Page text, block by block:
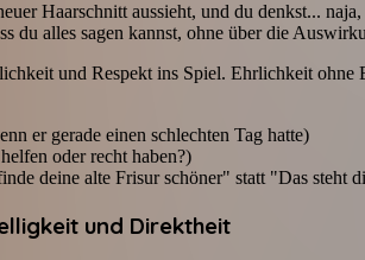
Haarschnitt aussieht, und du denkst...
du alles sagen kannst, ohne über die
und Respekt ins Spiel. Ehrlichkeit
er gerade einen schlechten Tag hatte)
oder recht haben?)
deine alte Frisur schöner" statt "Das steht
und Direktheit